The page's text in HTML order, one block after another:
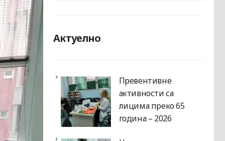
Актуелно
Превентивне
активности са
лицима преко 65
година – 2026